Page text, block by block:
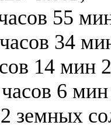
55
34
14 мин
6 мин
земных